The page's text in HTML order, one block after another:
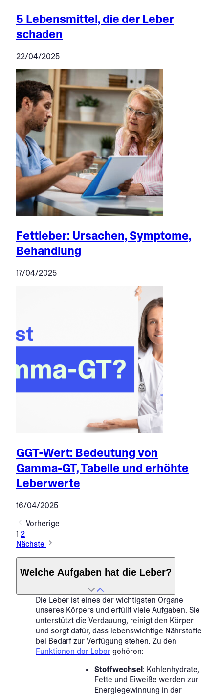
5 Lebensmittel, die der Leber
schaden
22/04/2025
Fettleber: Ursachen, Symptome,
Behandlung
17/04/2025
GGT-Wert: Bedeutung von
Gamma-GT, Tabelle und erhöhte
Leberwerte
16/04/2025
Vorherige
1 2
Nächste
Welche Aufgaben hat die Leber?
Die Leber ist eines der wichtigsten Organe
unseres Körpers und erfüllt viele Aufgaben. Sie
unterstützt die Verdauung, reinigt den Körper
und sorgt dafür, dass lebenswichtige Nährstoffe
bei Bedarf zur Verfügung stehen. Zu den
Funktionen der Lebergehören:
Stoffwechsel: Kohlenhydrate,
Fette und Eiweiße werden zur
Energiegewinnung in der